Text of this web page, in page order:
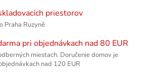
priestorov
Praha Ruzyně
pri objednávkach nad 80 EUR
miestach. Doručenie domov je
nad 120 EUR